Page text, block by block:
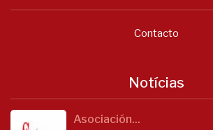
Contacto
Notícias
Asociación...